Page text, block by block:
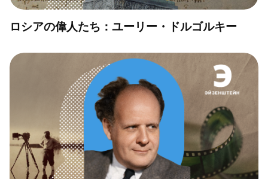
ロシアの偉人たち：ユーリー・ドルゴルキー